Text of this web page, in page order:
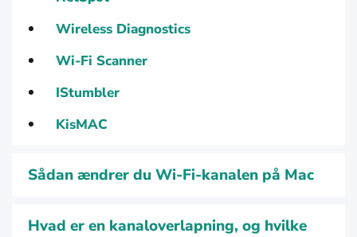
Wireless Diagnostics
Wi-Fi Scanner
IStumbler
KisMAC
Sådan ændrer du Wi-Fi-kanalen på Mac
Hvad er en kanaloverlapning, og hvilke